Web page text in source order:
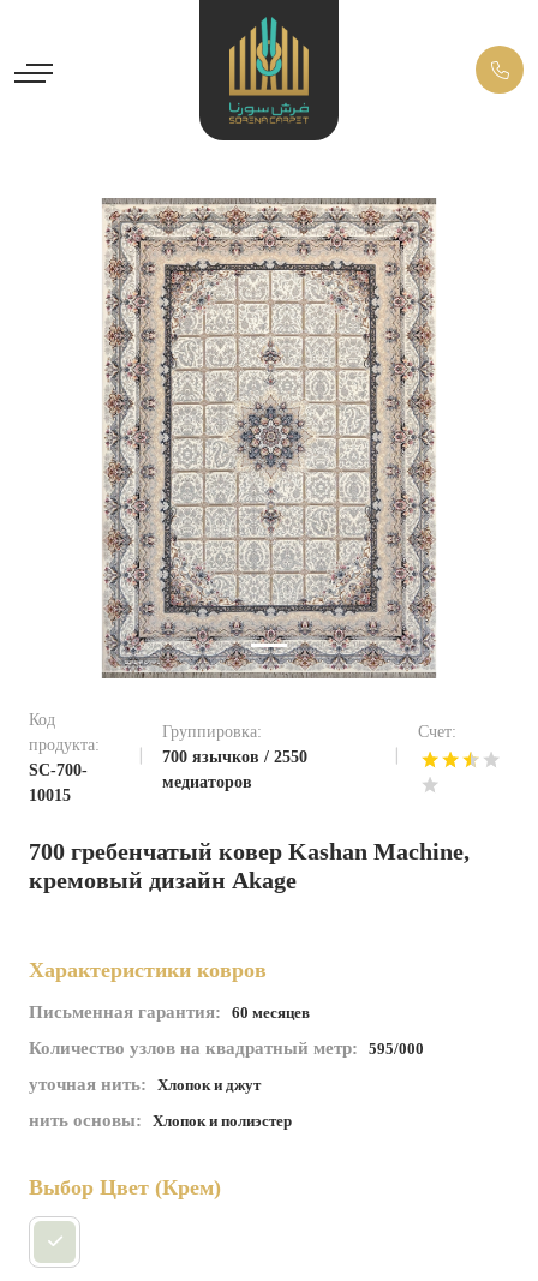
Previous
Код
продукта:
SC-700-
10015
Группировка:
700 язычков / 2550
медиаторов
Счет:
700 гребенчатый ковер Kashan Machine,
кремовый дизайн Akage
Характеристики ковров
Письменная гарантия: 60 месяцев
Количество узлов на квадратный метр: 595/000
уточная нить: Хлопок и джут
нить основы: Хлопок и полиэстер
Выбор Цвет (Крем)